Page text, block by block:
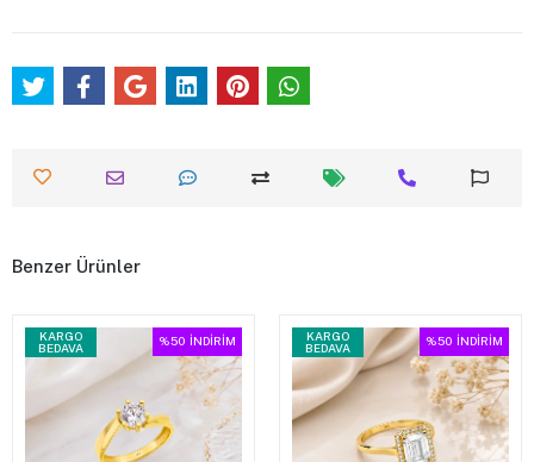
Benzer Ürünler
KARGO
BEDAVA
%50 İNDİRİM
KARGO
BEDAVA
%50 İNDİRİM